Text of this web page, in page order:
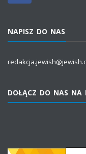
NAPISZ DO NAS
DOŁĄCZ DO NAS NA